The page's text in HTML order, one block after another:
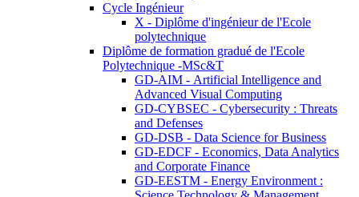
Cycle Ingénieur
X - Diplôme d'ingénieur de l'Ecole
polytechnique
Diplôme de formation gradué de l'Ecole
Polytechnique -MSc&T
GD-AIM - Artificial Intelligence and
Advanced Visual Computing
GD-CYBSEC - Cybersecurity : Threats
and Defenses
GD-DSB - Data Science for Business
GD-EDCF - Economics, Data Analytics
and Corporate Finance
GD-EESTM - Energy Environment :